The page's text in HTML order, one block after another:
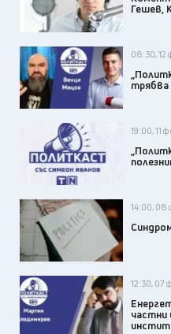
Гешев,
08:30,
19:00, 11
14:00,
12:30, 07
частни